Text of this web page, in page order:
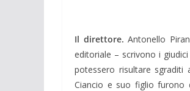
Il direttore. Antonello
editoriale – scrivono i
potessero risultare sgraditi
Cian­cio e suo figlio furono